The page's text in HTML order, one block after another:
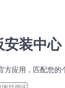
装中心
方应用，匹配您的